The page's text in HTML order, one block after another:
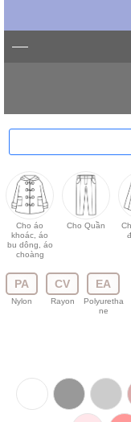
Cho áo
khoác, áo
bu dông, áo
choàng
Cho Quần
PA
Nylon
CV
Rayon
EA
Polyuretha
ne